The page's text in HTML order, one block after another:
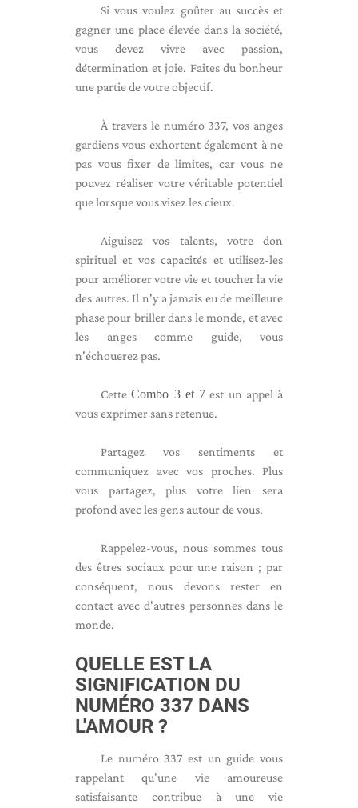
Si vous voulez goûter au succès et
gagner une place élevée dans la société,
vous devez vivre avec passion,
détermination et joie. Faites du bonheur
une partie de votre objectif.
À travers le numéro 337, vos anges
gardiens vous exhortent également à ne
pas vous fixer de limites, car vous ne
pouvez réaliser votre véritable potentiel
que lorsque vous visez les cieux.
Aiguisez vos talents, votre don
spirituel et vos capacités et utilisez-les
pour améliorer votre vie et toucher la vie
des autres. Il n'y a jamais eu de meilleure
phase pour briller dans le monde, et avec
les anges comme guide, vous
n'échouerez pas.
CetteCombo 3 et 7 est un appel à
vous exprimer sans retenue.
Partagez vos sentiments et
communiquez avec vos proches. Plus
vous partagez, plus votre lien sera
profond avec les gens autour de vous.
Rappelez-vous, nous sommes tous
des êtres sociaux pour une raison ; par
conséquent, nous devons rester en
contact avec d'autres personnes dans le
monde.
QUELLE EST LA
SIGNIFICATION DU
NUMÉRO 337 DANS
L'AMOUR ?
Le numéro 337 est un guide vous
rappelant qu'une vie amoureuse
satisfaisante contribue à une vie